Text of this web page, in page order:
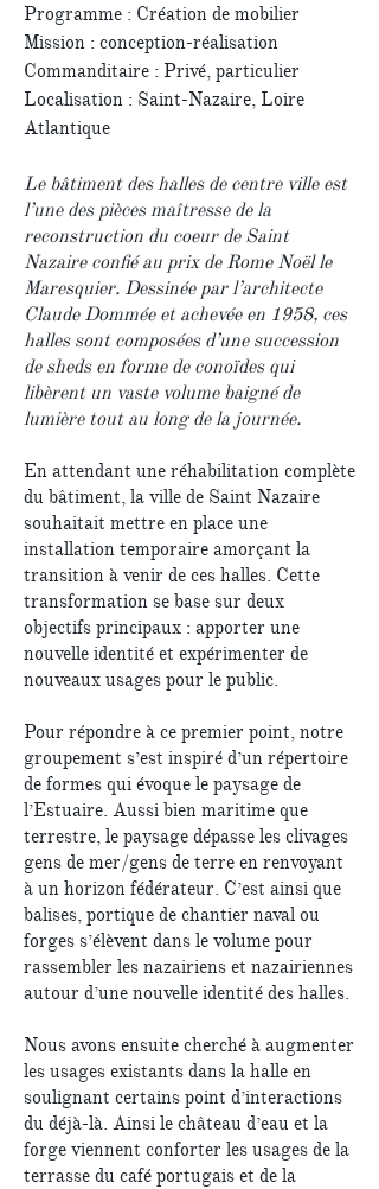
Programme : Création de mobilier
Mission : conception-réalisation
Commanditaire : Privé, particulier
Localisation : Saint-Nazaire, Loire
Atlantique
Le bâtiment des halles de centre ville est
l’une des pièces maîtresse de la
reconstruction du coeur de Saint
Nazaire confié au prix de Rome Noël le
Maresquier. Dessinée par l’architecte
Claude Dommée et achevée en 1958, ces
halles sont composées d’une succession
de sheds en forme de conoïdes qui
libèrent un vaste volume baigné de
lumière tout au long de la journée.
En attendant une réhabilitation complète
du bâtiment, la ville de Saint Nazaire
souhaitait mettre en place une
installation temporaire amorçant la
transition à venir de ces halles. Cette
transformation se base sur deux
objectifs principaux : apporter une
nouvelle identité et expérimenter de
nouveaux usages pour le public.
Pour répondre à ce premier point, notre
groupement s’est inspiré d’un répertoire
de formes qui évoque le paysage de
l’Estuaire. Aussi bien maritime que
terrestre, le paysage dépasse les clivages
gens de mer/gens de terre en renvoyant
à un horizon fédérateur. C’est ainsi que
balises, portique de chantier naval ou
forges s’élèvent dans le volume pour
rassembler les nazairiens et nazairiennes
autour d’une nouvelle identité des halles.
Nous avons ensuite cherché à augmenter
les usages existants dans la halle en
soulignant certains point d’interactions
du déjà-là. Ainsi le château d’eau et la
forge viennent conforter les usages de la
terrasse du café portugais et de la